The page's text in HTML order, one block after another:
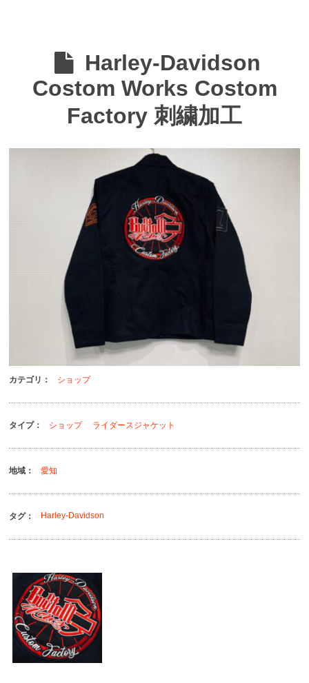
Harley-Davidson
Costom Works Costom
Factory 刺繍加工
カテゴリ： ショップ
タイプ： ショップ ライダースジャケット
地域： 愛知
タグ： Harley-Davidson